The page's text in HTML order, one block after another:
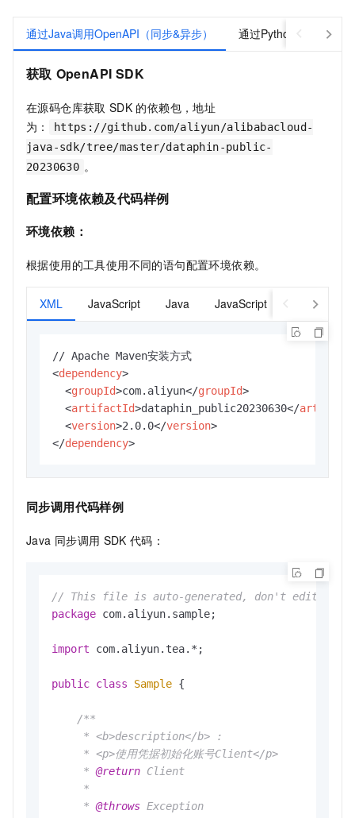
通过Java调用OpenAPI（同步&异步） 通过Python调用
获取 OpenAPI SDK
在源码仓库获取 SDK 的依赖包，地址
为：
https://github.com/aliyun/alibabacloud-
java-sdk/tree/master/dataphin-public-
20230630 。
配置环境依赖及代码样例
环境依赖：
根据使用的工具使用不同的语句配置环境依赖。
XML JavaScript Java JavaScript JavaScript
<dependency>
<groupId>com.aliyun</groupId>
<artifactId>dataphin_public20230630</
<version>2.0.0</version>
</dependency>
同步调用代码样例
Java 同步调用 SDK 代码：
// This file is auto-generated, don't edit it.
package com.aliyun.sample;
import com.aliyun.tea.*;
public class Sample {
/**
     * <b>description</b> :
     * <p>使用凭据初始化账号Client</p>
     *
@return Client
     *
     *
@throws Exception